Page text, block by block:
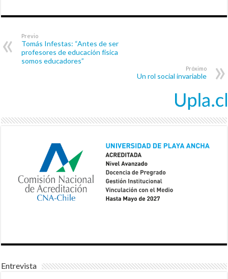
Previo
Tomás Infestas: “Antes de ser
profesores de educación física
somos educadores”
Próximo
Un rol social invariable
Entrevista